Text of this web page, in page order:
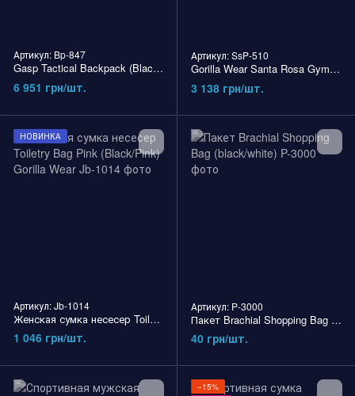
Артикул: Bp-847
Gasp Tactical Backpack (Black) спортивный унисекс рюкзак для фитнеса.
6 951 грн/шт.
Артикул: SsP-510
Gorilla Wear Santa Rosa Gym Bag женская спортивная сумка для фитнеса.
3 138 грн/шт.
НОВИНКА
Артикул: Jb-1014
Женская сумка несесер Toiletry Bag Pink (Black/Pink) Gorilla Wear
1 046 грн/шт.
Артикул: P-3000
Пакет Brachial Shopping Bag (black/white)
40 грн/шт.
−15%